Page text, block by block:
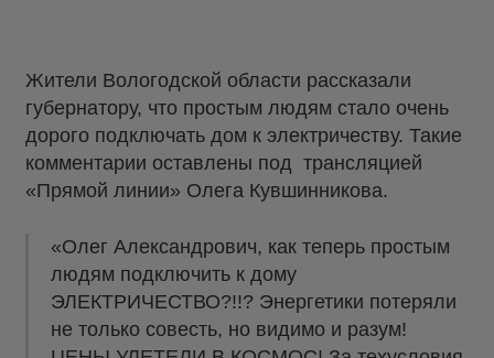
Жители Вологодской области рассказали
губернатору, что простым людям стало очень
дорого подключать дом к электричеству. Такие
комментарии оставлены под трансляцией
«Прямой линии» Олега Кувшинникова.
«Олег Александрович, как теперь простым
людям подключить к дому
ЭЛЕКТРИЧЕСТВО?!!? Энергетики потеряли
не только совесть, но видимо и разум!